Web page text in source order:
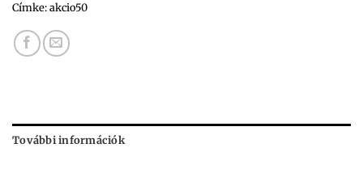
Címke:akcio50
További információk